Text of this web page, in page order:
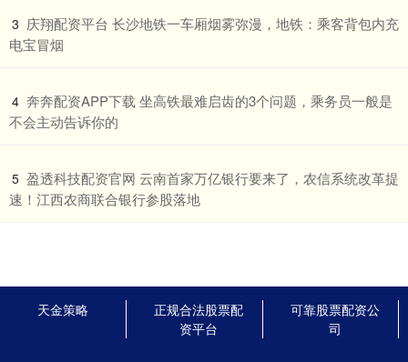
3 ​庆翔配资平台 长沙地铁一车厢烟雾弥漫，地铁：乘客背包内充
电宝冒烟
4 ​奔奔配资APP下载 坐高铁最难启齿的3个问题，乘务员一般是
不会主动告诉你的
5 ​盈透科技配资官网 云南首家万亿银行要来了，农信系统改革提
速！江西农商联合银行参股落地
天金策略
正规合法股票配
资平台
可靠股票配资公
司